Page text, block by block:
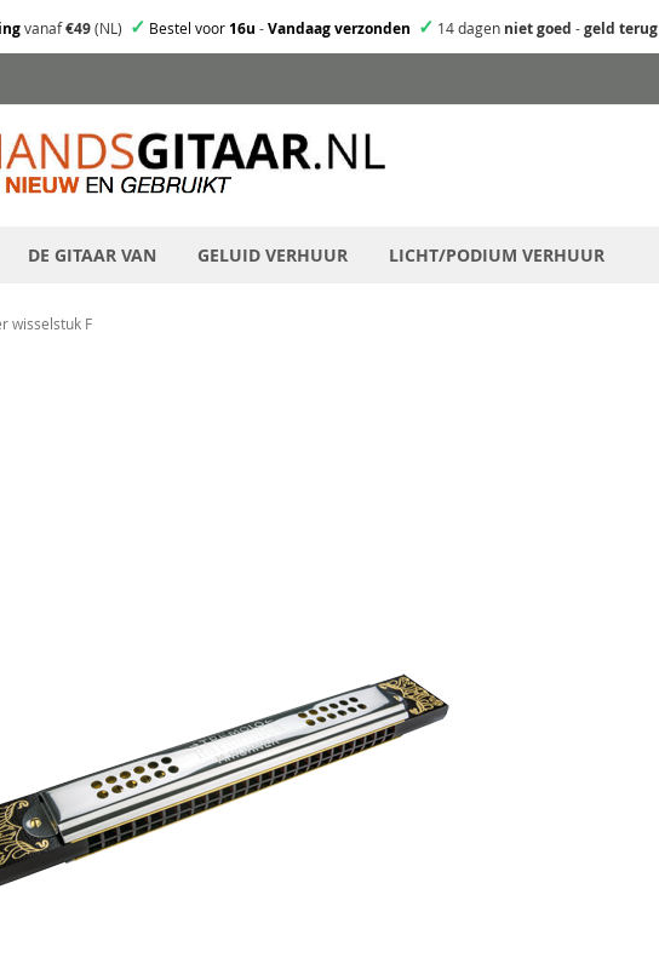
vanaf€49(NL) ✓ Bestel voor16u -Vandaag verzonden ✓ 14 dagen niet goed -geld terug
DE GITAAR VAN GELUID VERHUUR LICHT/PODIUM VERHUUR
wisselstuk F